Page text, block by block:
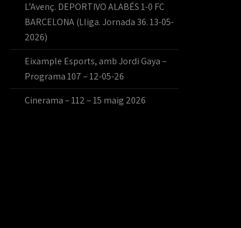
L’Avenç. DEPORTIVO ALABÉS 1-0 FC
BARCELONA (Lliga. Jornada 36. 13-05-
2026)
Eixample Esports, amb Jordi Gaya –
Programa 107 – 12-05-26
Cinerama – 112 – 15 maig 2026